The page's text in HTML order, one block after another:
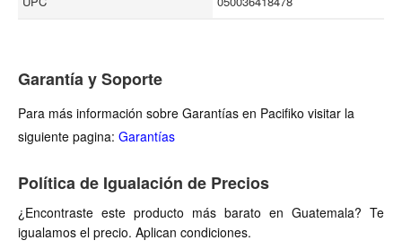
Garantía y Soporte
Para más información sobre Garantías en Pacifiko visitar la
siguiente pagina: Garantías
Política de Igualación de Precios
¿Encontraste este producto más barato en Guatemala? Te
igualamos el precio. Aplican condiciones.